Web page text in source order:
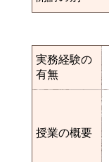
実務経験の
有無
授業の概要